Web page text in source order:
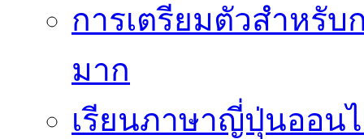
การเตรียมตัวสำหรั
มาก
เรียนภาษาญี่ปุ่นออน